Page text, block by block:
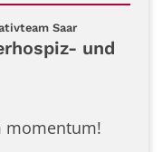
Saar:
und
momentum!